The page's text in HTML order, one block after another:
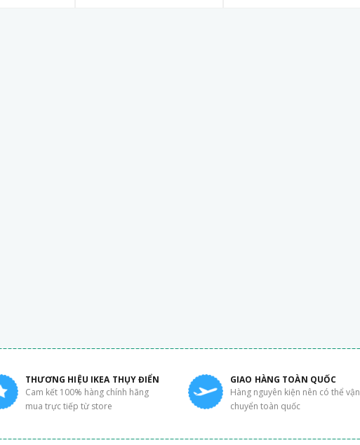
THƯƠNG HIỆU IKEA THỤY ĐIỂN
Cam kết 100% hàng chính hãng
mua trực tiếp từ store
GIAO HÀNG TOÀN QUỐC
Hàng nguyên kiện nên có thể vận
chuyển toàn quốc